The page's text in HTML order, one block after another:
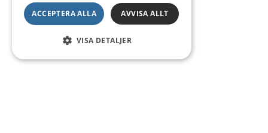
ACCEPTERA ALLA AVVISA ALLT
VISA DETALJER